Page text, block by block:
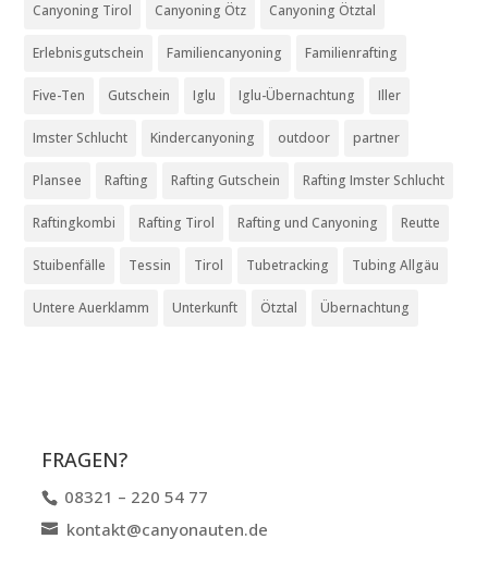
Canyoning Tirol Canyoning Ötz Canyoning Ötztal
Erlebnisgutschein Familiencanyoning Familienrafting
Five-Ten Gutschein Iglu Iglu-Übernachtung Iller
Imster Schlucht Kindercanyoning outdoor partner
Plansee Rafting Rafting Gutschein Rafting Imster Schlucht
Raftingkombi Rafting Tirol Rafting und Canyoning Reutte
Stuibenfälle Tessin Tirol Tubetracking Tubing Allgäu
Untere Auerklamm Unterkunft Ötztal Übernachtung
FRAGEN?
08321 – 220 54 77
kontakt@canyonauten.de